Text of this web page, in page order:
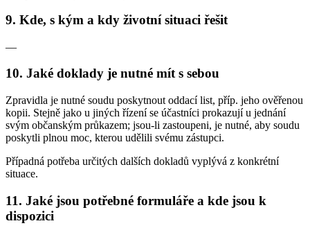
9. Kde, s kým a kdy životní situaci řešit
—
10. Jaké doklady je nutné mít s sebou
Zpravidla je nutné soudu poskytnout oddací list, příp. jeho ověřenou
kopii. Stejně jako u jiných řízení se účastníci prokazují u jednání
svým občanským průkazem; jsou-li zastoupeni, je nutné, aby soudu
poskytli plnou moc, kterou udělili svému zástupci.
Případná potřeba určitých dalších dokladů vyplývá z konkrétní
situace.
11. Jaké jsou potřebné formuláře a kde jsou k
dispozici